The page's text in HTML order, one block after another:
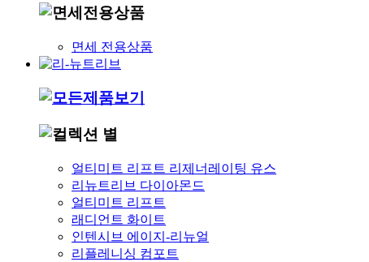
면세 전용상품
얼티미트 리프트 리제너레이팅 유스
리뉴트리브 다이아몬드
얼티미트 리프트
래디언트 화이트
인텐시브 에이지-리뉴얼
리플레니싱 컴포트